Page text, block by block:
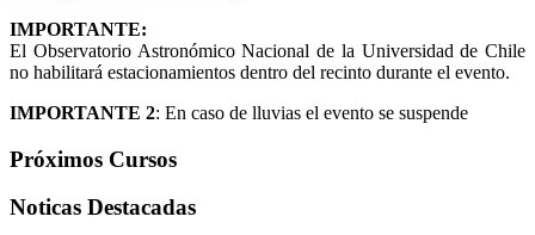
IMPORTANTE:
El Observatorio Astronómico Nacional de la Universidad de Chile
no habilitará estacionamientos dentro del recinto durante el evento.
IMPORTANTE 2: En caso de lluvias el evento se suspende
Próximos Cursos
Noticas Destacadas